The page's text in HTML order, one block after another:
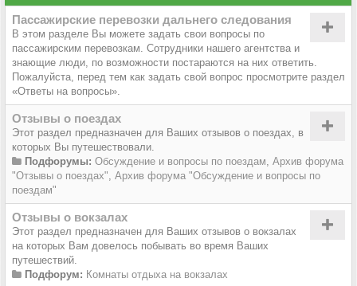
Пассажирские перевозки дальнего следования
В этом разделе Вы можете задать свои вопросы по
пассажирским перевозкам. Сотрудники нашего агентства и
знающие люди, по возможности постараются на них ответить.
Пожалуйста, перед тем как задать свой вопрос просмотрите раздел
«Ответы на вопросы».
Отзывы о поездах
Этот раздел предназначен для Ваших отзывов о поездах, в
которых Вы путешествовали.
Подфорумы: Обсуждение и вопросы по поездам Архив форума
"Отзывы о поездах" Архив форума "Обсуждение и вопросы по
поездам"
Отзывы о вокзалах
Этот раздел предназначен для Ваших отзывов о вокзалах
на которых Вам довелось побывать во время Ваших
путешествий.
Подфорум: Комнаты отдыха на вокзалах